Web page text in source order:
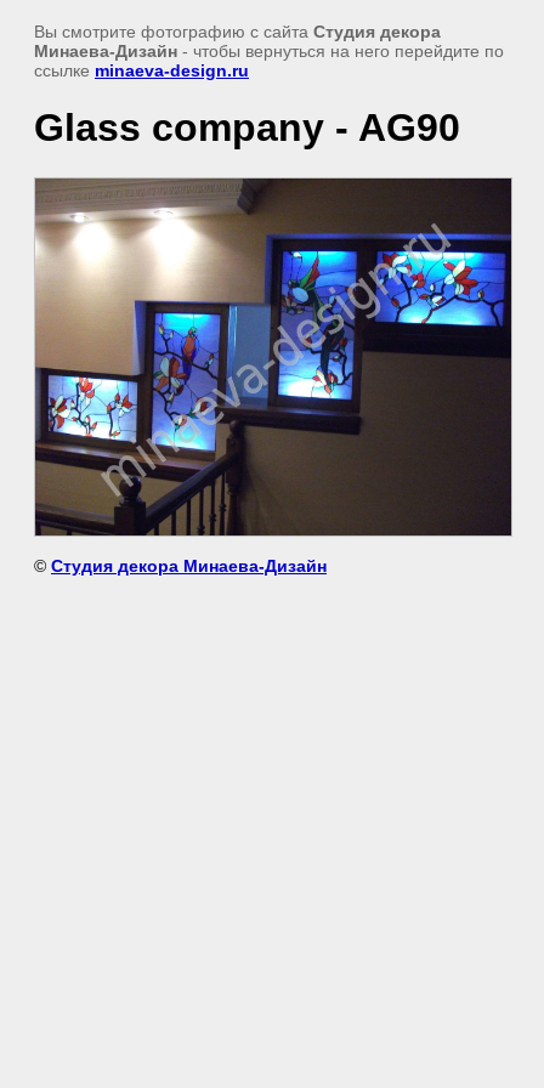
Вы смотрите фотографию с сайта Студия декора
Минаева-Дизайн - чтобы вернуться на него перейдите по
ссылке minaeva-design.ru
Glass company - AG90
© Студия декора Минаева-Дизайн